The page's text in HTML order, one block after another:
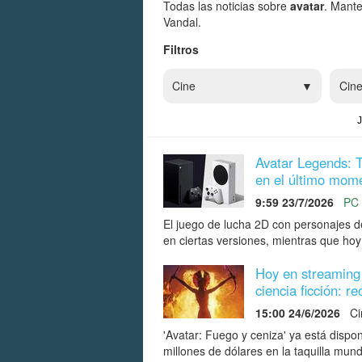
Todas las noticias sobre avatar.
Vandal.
Filtros
Cine Cine
Avatar Legends:
en el último
9:59 23/7/2026
PC
El juego de lucha 2D con personajes
en ciertas versiones, mientras que
Hoy en
ciencia ficción:
15:00 24/6/2026
'Avatar: Fuego y ceniza' ya está
millones de dólares en la taquilla